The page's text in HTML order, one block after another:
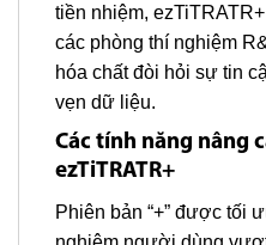
tiền nhiệm,
các phòng thí nghiệm
hóa chất đòi hỏi sự tin
vẹn dữ liệu.
Các tính năng nâng
ezTiTRATR+
Phiên bản “+” được tối